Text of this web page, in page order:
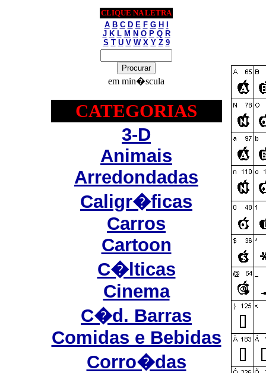
CLIQUE NA LETRA
A B C D E F G H
J K L M N O P Q R
S T U V W X Y Z 9
em min�scula
CATEGORIAS
3-D
Animais
Arredondadas
Caligr�ficas
Carros
Cartoon
C�lticas
Cinema
C�d. Barras
Comidas e Bebidas
Corro�das